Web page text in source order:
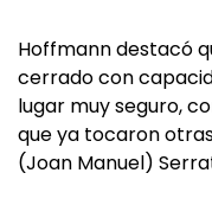
Hoffmann destacó
cerrado con
lugar muy seguro,
que ya tocaron
(Joan Manuel)